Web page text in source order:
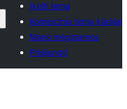
Įkelti temą
Komercinių temų kūrėjai
Mano mėgstamos
Prisijungti